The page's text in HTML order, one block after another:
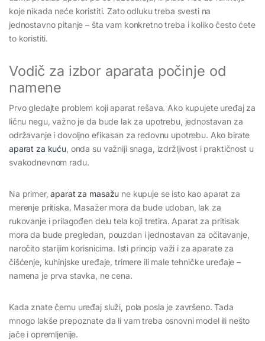
koje nikada neće koristiti. Zato odluku treba svesti na
jednostavno pitanje – šta vam konkretno treba i koliko često ćete
to koristiti.
Vodič za izbor aparata počinje od
namene
Prvo gledajte problem koji aparat rešava. Ako kupujete uređaj za
ličnu negu, važno je da bude lak za upotrebu, jednostavan za
održavanje i dovoljno efikasan za redovnu upotrebu. Ako birate
aparat za kuću, onda su važniji snaga, izdržljivost i praktičnost u
svakodnevnom radu.
Na primer,aparat za masažu ne kupuje se isto kao aparat za
merenje pritiska. Masažer mora da bude udoban, lak za
rukovanje i prilagođen delu tela koji tretira. Aparat za pritisak
mora da bude pregledan, pouzdan i jednostavan za očitavanje,
naročito starijim korisnicima. Isti princip važi i za aparate za
čišćenje, kuhinjske uređaje, trimere ili male tehničke uređaje –
namenа je prva stavka, ne cena.
Kada znate čemu uređaj služi, pola posla je završeno. Tada
mnogo lakše prepoznate da li vam treba osnovni model ili nešto
jače i opremljenije.